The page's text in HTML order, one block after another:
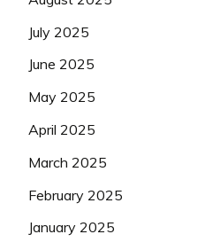
July 2025
June 2025
May 2025
April 2025
March 2025
February 2025
January 2025